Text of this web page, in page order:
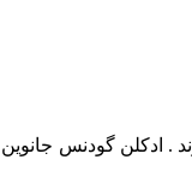
. ادکلن گودنس